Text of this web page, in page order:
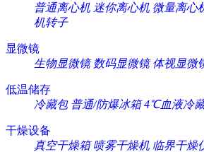
普通离心机 迷你离心机 微量离心
机转子
显微镜
生物显微镜 数码显微镜 体视显微
低温储存
冷藏包 普通/防爆冰箱 4℃血液冷
干燥设备
真空干燥箱 喷雾干燥机 临界干燥